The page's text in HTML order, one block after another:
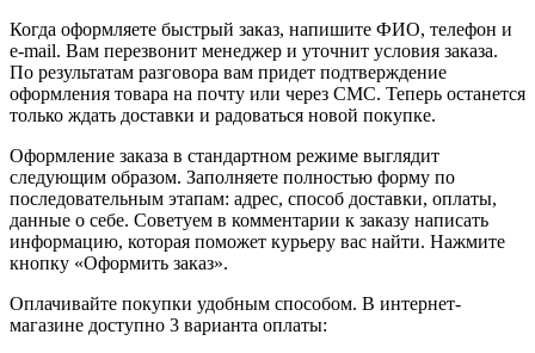
Когда оформляете быстрый заказ, напишите ФИО, телефон и
e-mail. Вам перезвонит менеджер и уточнит условия заказа.
По результатам разговора вам придет подтверждение
оформления товара на почту или через СМС. Теперь останется
только ждать доставки и радоваться новой покупке.
Оформление заказа в стандартном режиме выглядит
следующим образом. Заполняете полностью форму по
последовательным этапам: адрес, способ доставки, оплаты,
данные о себе. Советуем в комментарии к заказу написать
информацию, которая поможет курьеру вас найти. Нажмите
кнопку «Оформить заказ».
Оплачивайте покупки удобным способом. В интернет-
магазине доступно 3 варианта оплаты: